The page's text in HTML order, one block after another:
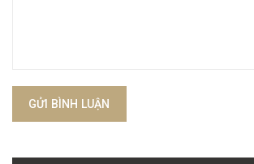
GỬI BÌNH LUẬN